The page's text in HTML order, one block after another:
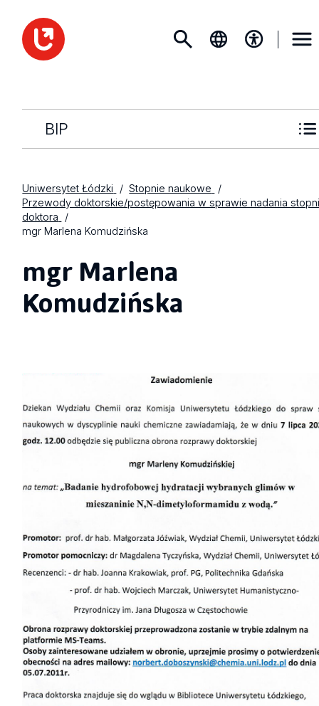
BIP
Uniwersytet Łódzki
Stopnie naukowe
Przewody doktorskie/postępowania w sprawie nadania
doktora
mgr Marlena Komudzińska
mgr Marlena
Komudzińska